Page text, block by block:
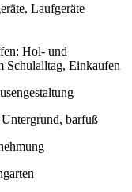
Laufgeräte
Hol- und
Schulalltag, Einkaufen
barfuß